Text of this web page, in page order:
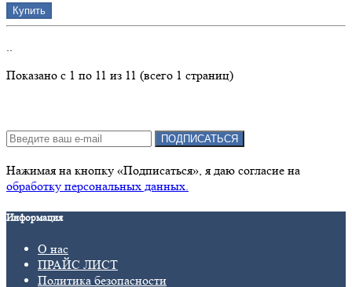
Купить
Показано с 1 по 11 из 11 (всего 1 страниц)
ПОДПИСАТЬСЯ
Нажимая на кнопку «Подписаться», я даю cогласие на
обработку персональных данных.
Информация
О нас
ПРАЙС ЛИСТ
Политика безопасности